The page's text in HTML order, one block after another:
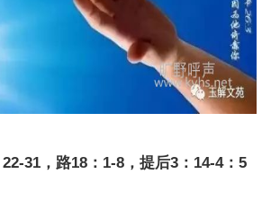
31，路18：1-8，提后3：14-4：5